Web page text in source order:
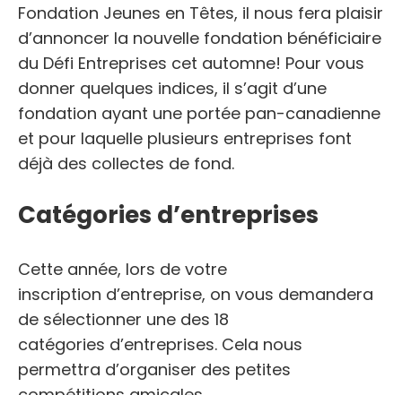
Fondation Jeunes en Têtes, il nous fera plaisir
d’annoncer la nouvelle fondation bénéficiaire
du Défi Entreprises cet automne! Pour vous
donner quelques indices, il s’agit d’une
fondation ayant une portée pan-canadienne
et pour laquelle plusieurs entreprises font
déjà des collectes de fond.
Catégories d’entreprises
Cette année, lors de votre
inscription d’entreprise, on vous demandera
de sélectionner une des 18
catégories d’entreprises. Cela nous
permettra d’organiser des petites